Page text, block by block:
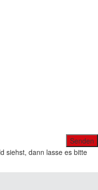
siehst, dann lasse es bitte